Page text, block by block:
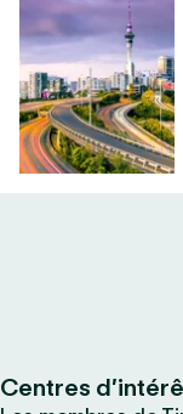
Centres